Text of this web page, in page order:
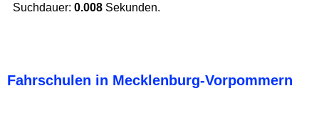
Suchdauer: 0.008 Sekunden.
Fahrschulen in Mecklenburg-Vorpommern